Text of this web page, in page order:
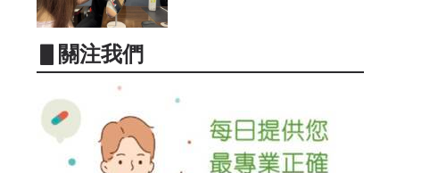
▋關注我們